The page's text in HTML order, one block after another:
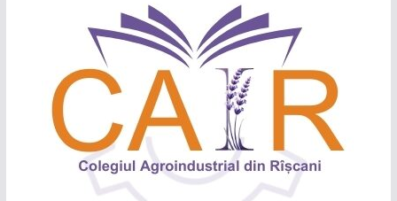
acțiune!
Târgul regional „Viitorul e AgriCOOL”
Un capitol se încheie, iar un viitor plin de
oportunități începe!